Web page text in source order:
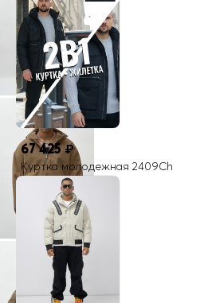
Особенности
Дышащая
Цвета
коричневый, черный, темно-серый
Страна производителя
Китай
67 425₽
Куртка молодежная 2409Ch